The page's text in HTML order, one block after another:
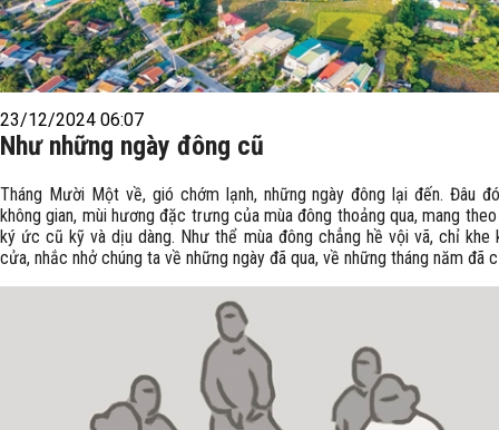
23/12/2024 06:07
Như những ngày đông cũ
Tháng Mười Một về, gió chớm lạnh, những ngày đông lại đến. Đâu
không gian, mùi hương đặc trưng của mùa đông thoảng qua, mang
ký ức cũ kỹ và dịu dàng. Như thể mùa đông chẳng hề vội vã, chỉ khe
cửa, nhắc nhở chúng ta về những ngày đã qua, về những tháng năm đã